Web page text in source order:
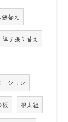
替え
障子張り替え
ーション
板 根太組